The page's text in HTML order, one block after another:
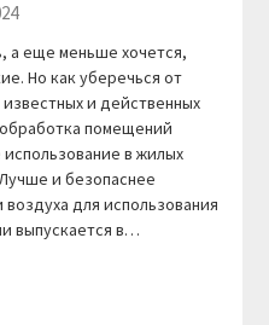
а еще меньше хочется,
Но как уберечься от
и действенных
помещений
в жилых
и безопаснее
для использования
выпускается в…